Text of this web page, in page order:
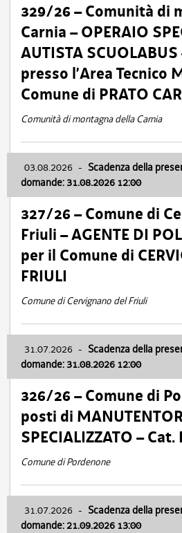
329/26 – Comunità di
Carnia – OPERAIO
AUTISTA SCUOLABUS
presso l’Area Tecnico
Comune di PRATO
Comunità di montagna della Carnia
03.08.2026 - Scadenza della
domande: 31.08.2026 12:00
327/26 – Comune di
Friuli – AGENTE DI
per il Comune di
FRIULI
Comune di Cervignano del Friuli
31.07.2026 - Scadenza della
domande: 31.08.2026 12:00
326/26 – Comune di
posti di
SPECIALIZZATO – Cat.
Comune di Pordenone
31.07.2026 - Scadenza della
domande: 21.09.2026 13:00